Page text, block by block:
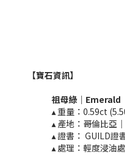
【寶石資訊】
祖母綠｜Emerald​
▴ 重量：0.59ct
▴ 產地：哥倫比亞
▴ 證書： GUILD證
▴ 處理：輕度浸油